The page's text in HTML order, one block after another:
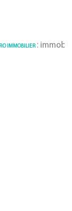
: immobilier La